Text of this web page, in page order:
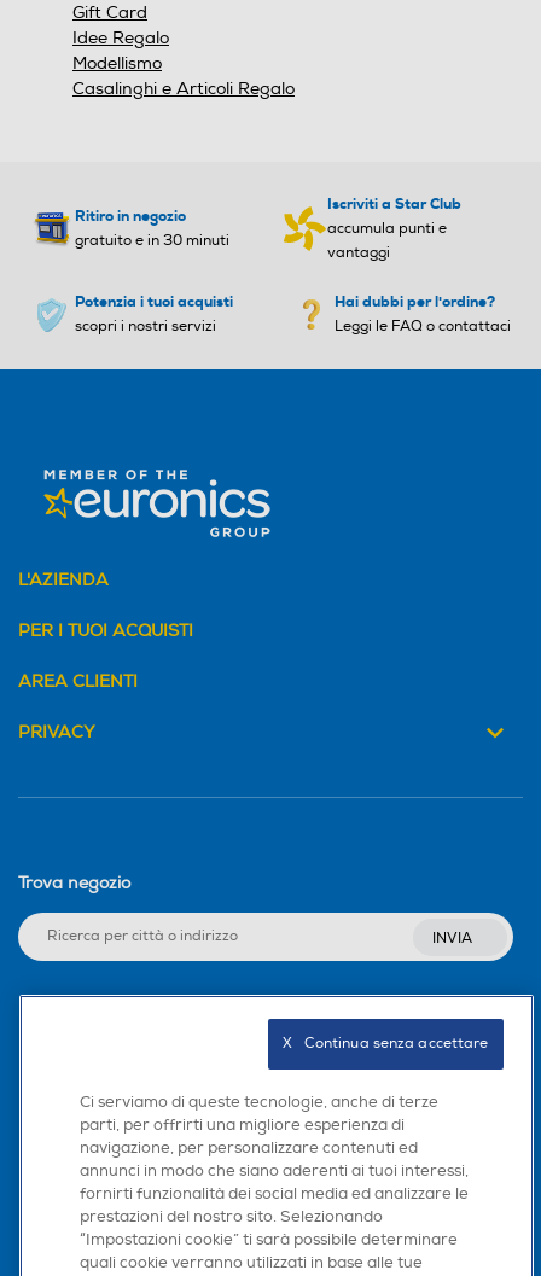
Gift Card
Idee Regalo
Modellismo
Casalinghi e Articoli Regalo
Ritiro in negozio
gratuito e in 30 minuti
Iscriviti a Star Club
accumula punti e
vantaggi
Potenzia i tuoi acquisti
scopri i nostri servizi
Hai dubbi per l'ordine?
Leggi le FAQ o contattaci
L'AZIENDA
PER I TUOI ACQUISTI
AREA CLIENTI
PRIVACY
Trova negozio
INVIA
Scarica la nostra app
Ci serviamo di queste tecnologie, anche di terze
parti, per offrirti una migliore esperienza di
navigazione, per personalizzare contenuti ed
annunci in modo che siano aderenti ai tuoi interessi,
fornirti funzionalità dei social media ed analizzare le
prestazioni del nostro sito. Selezionando
“Impostazioni cookie” ti sarà possibile determinare
quali cookie verranno utilizzati in base alle tue
X   Continua senza accettare